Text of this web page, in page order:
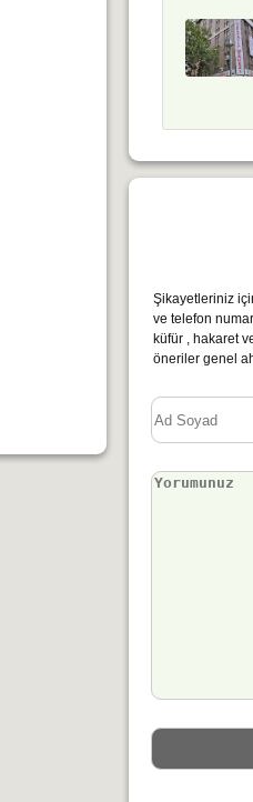
Şikayetleriniz
ve telefon
küfür , hakaret
öneriler genel